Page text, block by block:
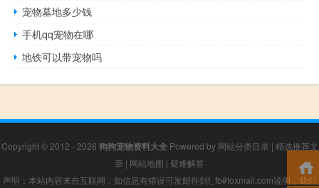
宠物墓地多少钱
手机qq宠物在哪
地铁可以带宠物吗
Copyright © 2012 - 2026 狗狗宠物资料大全Powered by 网站分类目录 | 精选推荐文
章 | 网站地图 | 疑难解答
声明：本站内容来自互联网，如信息有错误可发邮件到f_fb#foxmail.com说明，我们